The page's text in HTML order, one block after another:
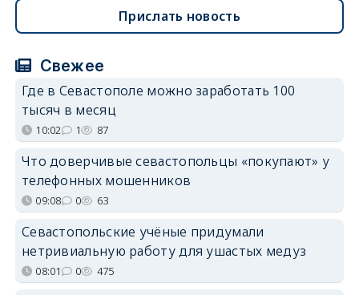
Прислать новость
Свежее
Где в Севастополе можно заработать 100
тысяч в месяц
10:02 1 87
Что доверчивые севастопольцы «покупают» у
телефонных мошенников
09:08 0 63
Севастопольские учёные придумали
нетривиальную работу для ушастых медуз
08:01 0 475